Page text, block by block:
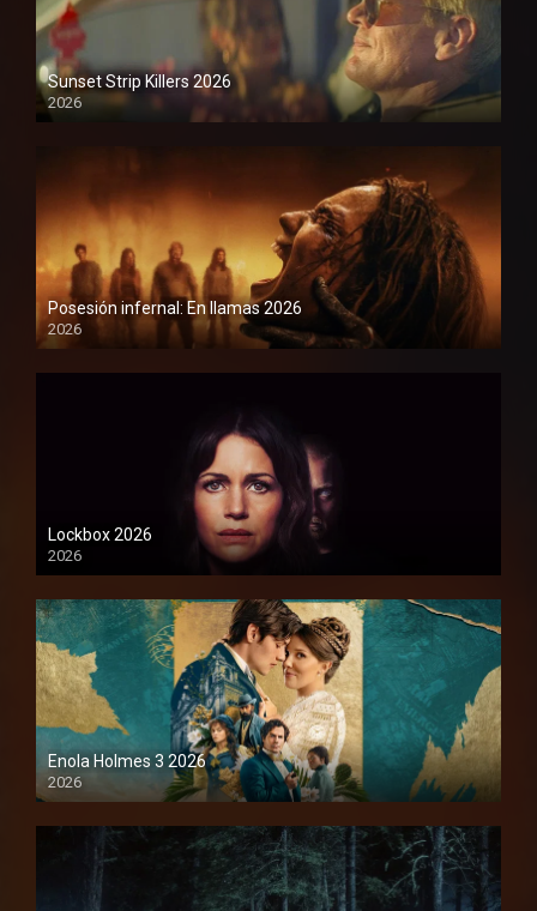
Sunset Strip Killers 2026
2026
1080P
Posesión infernal: En llamas 2026
2026
1080P
Lockbox 2026
2026
1080P
Enola Holmes 3 2026
2026
1080P